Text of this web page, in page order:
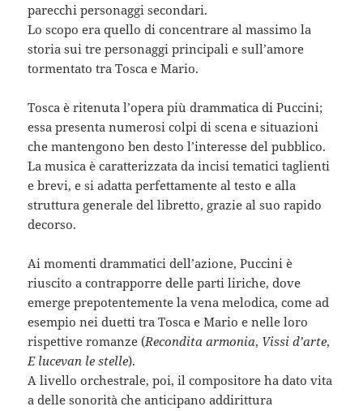
parecchi personaggi secondari.
Lo scopo era quello di concentrare al massimo la
storia sui tre personaggi principali e sull’amore
tormentato tra Tosca e Mario.
Tosca è ritenuta l’opera più drammatica di Puccini;
essa presenta numerosi colpi di scena e situazioni
che mantengono ben desto l’interesse del pubblico.
La musica è caratterizzata da incisi tematici taglienti
e brevi, e si adatta perfettamente al testo e alla
struttura generale del libretto, grazie al suo rapido
decorso.
Ai momenti drammatici dell’azione, Puccini è
riuscito a contrapporre delle parti liriche, dove
emerge prepotentemente la vena melodica, come ad
esempio nei duetti tra Tosca e Mario e nelle loro
rispettive romanze (Recondita armonia, Vissi d’arte,
E lucevan le stelle).
A livello orchestrale, poi, il compositore ha dato vita
a delle sonorità che anticipano addirittura